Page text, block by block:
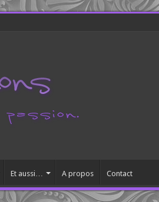
Et aussi… A propos Contact